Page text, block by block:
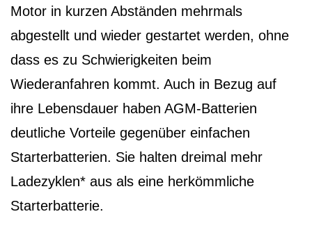
Motor in kurzen Abständen mehrmals
abgestellt und wieder gestartet werden, ohne
dass es zu Schwierigkeiten beim
Wiederanfahren kommt. Auch in Bezug auf
ihre Lebensdauer haben AGM-Batterien
deutliche Vorteile gegenüber einfachen
Starterbatterien. Sie halten dreimal mehr
Ladezyklen* aus als eine herkömmliche
Starterbatterie.